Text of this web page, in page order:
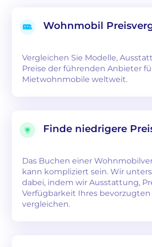
Wohnmobil
Vergleichen Sie Modelle,
Preise der führenden Anbieter
Mietwohnmobile weltweit.
Finde niedrigere
Das Buchen einer
kann kompliziert sein. Wir
dabei, indem wir Ausstattung,
Verfügbarkeit Ihres bevorzugten
vergleichen.